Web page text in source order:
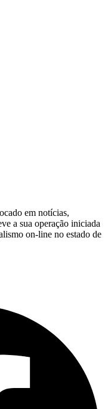
em notícias,
a sua operação iniciada
on-line no estado de